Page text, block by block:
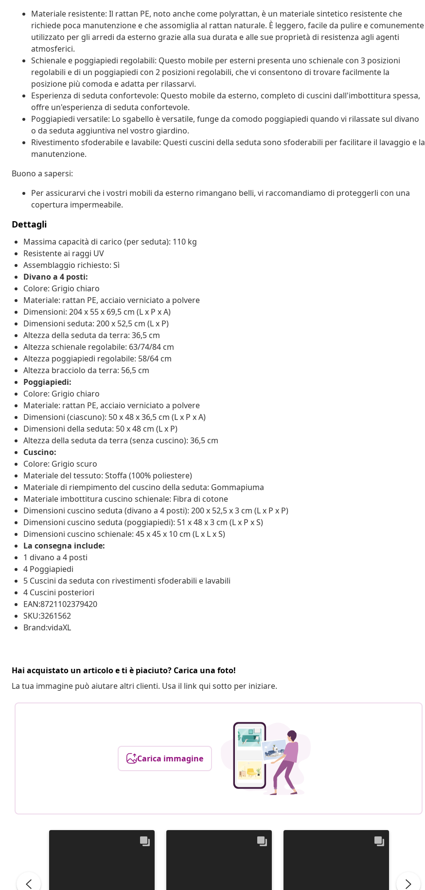
Materiale resistente: Il rattan PE, noto anche come polyrattan, è un materiale sintetico resistente che
richiede poca manutenzione e che assomiglia al rattan naturale. È leggero, facile da pulire e comunemente
utilizzato per gli arredi da esterno grazie alla sua durata e alle sue proprietà di resistenza agli agenti
atmosferici.
Schienale e poggiapiedi regolabili: Questo mobile per esterni presenta uno schienale con 3 posizioni
regolabili e di un poggiapiedi con 2 posizioni regolabili, che vi consentono di trovare facilmente la
posizione più comoda e adatta per rilassarvi.
Esperienza di seduta confortevole: Questo mobile da esterno, completo di cuscini dall'imbottitura spessa,
offre un'esperienza di seduta confortevole.
Poggiapiedi versatile: Lo sgabello è versatile, funge da comodo poggiapiedi quando vi rilassate sul divano
o da seduta aggiuntiva nel vostro giardino.
Rivestimento sfoderabile e lavabile: Questi cuscini della seduta sono sfoderabili per facilitare il lavaggio e la
manutenzione.
Buono a sapersi:
Per assicurarvi che i vostri mobili da esterno rimangano belli, vi raccomandiamo di proteggerli con una
copertura impermeabile.
Dettagli
Massima capacità di carico (per seduta): 110 kg
Resistente ai raggi UV
Assemblaggio richiesto: Sì
Divano a 4 posti:
Colore: Grigio chiaro
Materiale: rattan PE, acciaio verniciato a polvere
Dimensioni: 204 x 55 x 69,5 cm (L x P x A)
Dimensioni seduta: 200 x 52,5 cm (L x P)
Altezza della seduta da terra: 36,5 cm
Altezza schienale regolabile: 63/74/84 cm
Altezza poggiapiedi regolabile: 58/64 cm
Altezza bracciolo da terra: 56,5 cm
Poggiapiedi:
Colore: Grigio chiaro
Materiale: rattan PE, acciaio verniciato a polvere
Dimensioni (ciascuno): 50 x 48 x 36,5 cm (L x P x A)
Dimensioni della seduta: 50 x 48 cm (L x P)
Altezza della seduta da terra (senza cuscino): 36,5 cm
Cuscino:
Colore: Grigio scuro
Materiale del tessuto: Stoffa (100% poliestere)
Materiale di riempimento del cuscino della seduta: Gommapiuma
Materiale imbottitura cuscino schienale: Fibra di cotone
Dimensioni cuscino seduta (divano a 4 posti): 200 x 52,5 x 3 cm (L x P x P)
Dimensioni cuscino seduta (poggiapiedi): 51 x 48 x 3 cm (L x P x S)
Dimensioni cuscino schienale: 45 x 45 x 10 cm (L x L x S)
La consegna include:
1 divano a 4 posti
4 Poggiapiedi
5 Cuscini da seduta con rivestimenti sfoderabili e lavabili
4 Cuscini posteriori
EAN:8721102379420
SKU:3261562
Brand:vidaXL
Hai acquistato un articolo e ti è piaciuto? Carica una foto!
La tua immagine può aiutare altri clienti. Usa il link qui sotto per iniziare.
Carica immagine